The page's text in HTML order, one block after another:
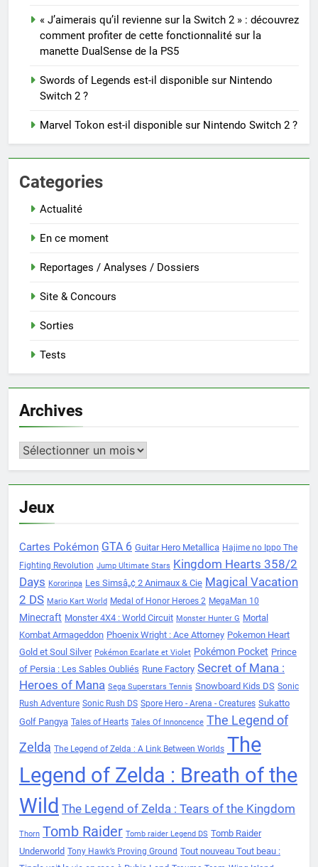
« J’aimerais qu’il revienne sur la Switch 2 » : découvrez
comment profiter de cette fonctionnalité sur la
manette DualSense de la PS5
Swords of Legends est-il disponible sur Nintendo
Switch 2 ?
Marvel Tokon est-il disponible sur Nintendo Switch 2 ?
Categories
Actualité
En ce moment
Reportages / Analyses / Dossiers
Site & Concours
Sorties
Tests
Archives
Archives
Jeux
Cartes Pokémon GTA 6 Guitar Hero Metallica Hajime no Ippo The
Fighting Revolution Jump Ultimate Stars Kingdom Hearts 358/2
Days Kororinpa Les Simsâ„¢ 2 Animaux & Cie Magical Vacation
2 DS Mario Kart World Medal of Honor Heroes 2 MegaMan 10
Minecraft Monster 4X4 : World Circuit Monster Hunter G Mortal
Kombat Armageddon Phoenix Wright : Ace Attorney Pokemon Heart
Gold et Soul Silver Pokémon Ecarlate et Violet Pokémon Pocket Prince
of Persia : Les Sables Oubliés Rune Factory Secret of Mana :
Heroes of Mana Sega Superstars Tennis Snowboard Kids DS Sonic
Rush Adventure Sonic Rush DS Spore Hero - Arena - Creatures Sukatto
Golf Pangya Tales of Hearts Tales Of Innoncence The Legend of
Zelda The Legend of Zelda : A Link Between Worlds The
Legend of Zelda : Breath of the
Wild The Legend of Zelda : Tears of the Kingdom
Thorn Tomb Raider Tomb raider Legend DS Tomb Raider
Underworld Tony Hawk’s Proving Ground Tout nouveau Tout beau :